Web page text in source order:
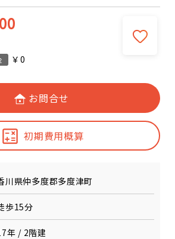
￥0
お問合せ
初期費用概算
川県仲多度郡多度津町
歩15分
年 / 2階建